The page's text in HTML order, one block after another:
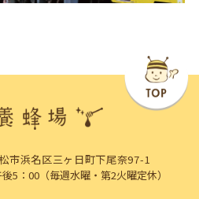
市浜名区三ヶ日町下尾奈97-1
5：00（毎週水曜・第2火曜定休）